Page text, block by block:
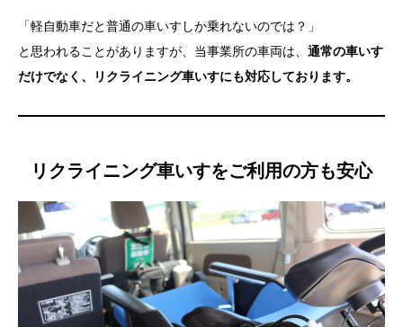
「軽自動車だと普通の車いすしか乗れないのでは？」
と思われることがありますが、当事業所の車両は、 通常の車いす
だけでなく、リクライニング車いすにも対応しております。
リクライニング車いすをご利用の方も安心